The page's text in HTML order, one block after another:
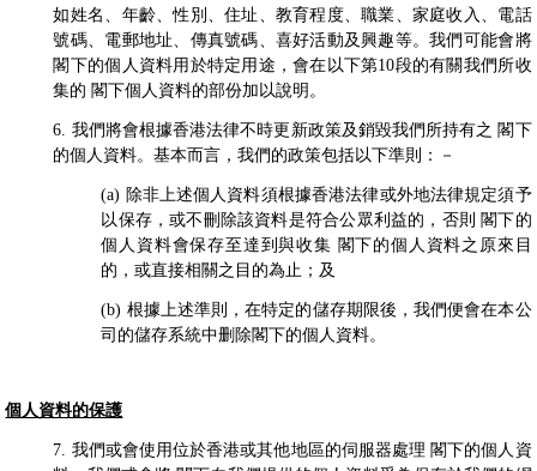
如姓名、年齡、性別、住址、教育程度、職業、家庭收入、電話
號碼、電郵地址、傳真號碼、喜好活動及興趣等。我們可能會將
閣下的個人資料用於特定用途，會在以下第10段的有關我們所收
集的 閣下個人資料的部份加以說明。
6. 我們將會根據香港法律不時更新政策及銷毀我們所持有之 閣下
的個人資料。基本而言，我們的政策包括以下準則：－
(a) 除非上述個人資料須根據香港法律或外地法律規定須予
以保存，或不刪除該資料是符合公眾利益的，否則 閣下的
個人資料會保存至達到與收集 閣下的個人資料之原來目
的，或直接相關之目的為止；及
(b) 根據上述準則，在特定的儲存期限後，我們便會在本公
司的儲存系統中删除閣下的個人資料。
個人資料的保護
7. 我們或會使用位於香港或其他地區的伺服器處理 閣下的個人資